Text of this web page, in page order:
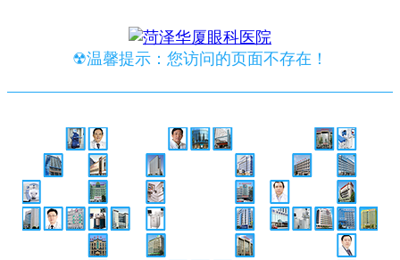
☢温馨提示：您访问的页面不存在！